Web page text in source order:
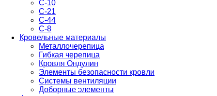
С-10
С-21
С-44
С-8
Кровельные материалы
Металлочерепица
Гибкая черепица
Кровля Ондулин
Элементы безопасности кровли
Системы вентиляции
Доборные элементы